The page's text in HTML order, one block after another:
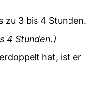
zu 3 bis 4 Stunden.
4 Stunden.)
hat, ist er